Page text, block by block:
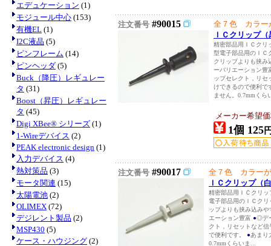
エデュケーション (1)
モジュール中心 (153)
有機EL (1)
I2C液晶 (5)
ピンフレーム (14)
ピンヘッダ (5)
Buck（降圧）レギュレー
タ (31)
Boost（昇圧）レギュレー
タ (45)
Digi XBee® シリーズ (1)
1-Wireデバイス (2)
PEAK electronic design (1)
入力デバイス (4)
熱対策品 (3)
モータ関連 (15)
太陽電池 (2)
OLIMEX (72)
デジレント製品 (2)
MSP430 (5)
ケース・ハウジング (2)
注文番号 #90015
全７色 カラー
ＩＣクリップ（
精密部品用ＩＣクリ
型電子部品用のＩＣ
クリップよりも挟み
ーバリエーション豊
ップセレクト，リセ
けできるので便利で
ません。0.7mmくら
メーカー希望
1個 125
注文番号 #90017
全７色 カラー
ＩＣクリップ（
精密部品用ＩＣクリ
電子部品用のＩＣク
ップよりも挟み込み
エーション豊富 ●◎デ
クト，リセットなど
で便利です。 ●あまり
0.7mmくらいま...